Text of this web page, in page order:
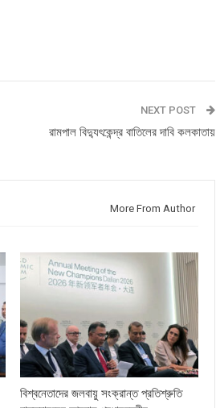
NEXT POST
রামপাল বিদ্যুৎকেন্দ্র বাতিলের দাবি কলকাতায়
More From Author
বিশ্বনেতাদের জলবায়ু সংক্রান্ত প্রতিশ্রুতি